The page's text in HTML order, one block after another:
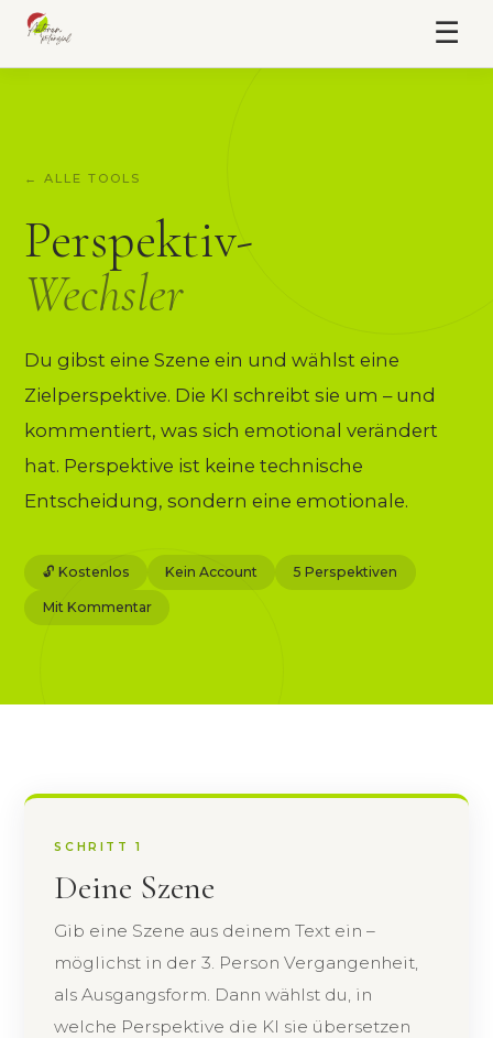
☰
← ALLE TOOLS
Perspektiv-
Wechsler
Du gibst eine Szene ein und wählst eine
Zielperspektive. Die KI schreibt sie um – und
kommentiert, was sich emotional verändert
hat. Perspektive ist keine technische
Entscheidung, sondern eine emotionale.
🔓 Kostenlos Kein Account 5 Perspektiven
Mit Kommentar
SCHRITT 1
Deine Szene
Gib eine Szene aus deinem Text ein –
möglichst in der 3. Person Vergangenheit,
als Ausgangsform. Dann wählst du, in
welche Perspektive die KI sie übersetzen